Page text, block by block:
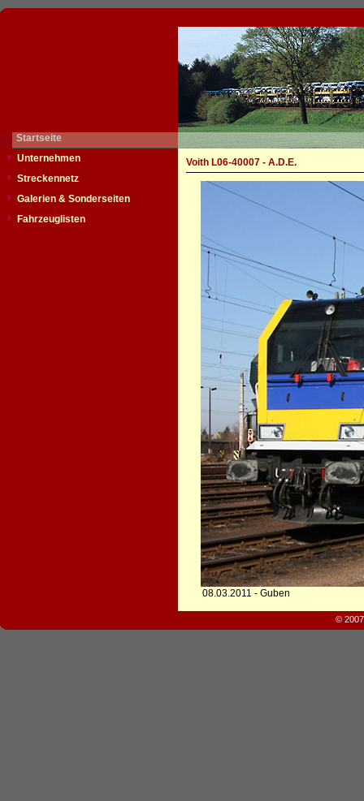
Startseite
Unternehmen
Streckennetz
Galerien & Sonderseiten
Fahrzeuglisten
Voith L06-40007 - A.D.E.
08.03.2011 - Guben
©